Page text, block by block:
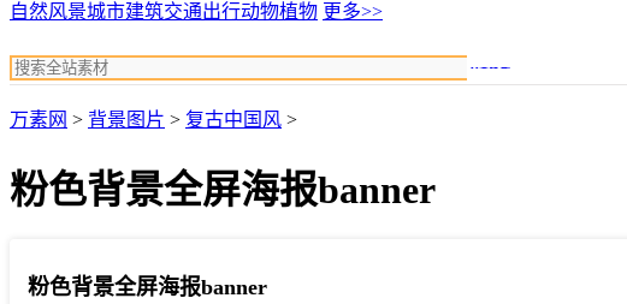
自然风景城市建筑交通出行动物植物 更多>>
万素网 > 背景图片 > 复古中国风 >
粉色背景全屏海报banner
粉色背景全屏海报banner